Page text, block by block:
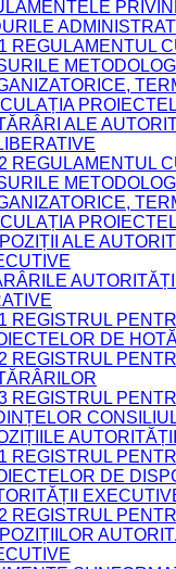
REGULAMENTUL
ALE
REGULAMENTUL
ALE
AUTORITĂȚII
REGISTRUL
DE
REGISTRUL
REGISTRUL
REGISTRUL
DE
REGISTRUL